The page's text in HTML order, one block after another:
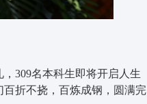
309名本科生即将开启人生
折不挠，百炼成钢，圆满完